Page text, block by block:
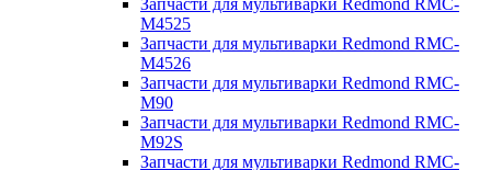
Запчасти для мультиварки Redmond RMC-
M4525
Запчасти для мультиварки Redmond RMC-
M4526
Запчасти для мультиварки Redmond RMC-
M90
Запчасти для мультиварки Redmond RMC-
M92S
Запчасти для мультиварки Redmond RMC-